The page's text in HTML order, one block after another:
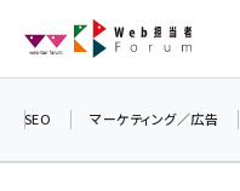
ン
SEO マーケティング／広告